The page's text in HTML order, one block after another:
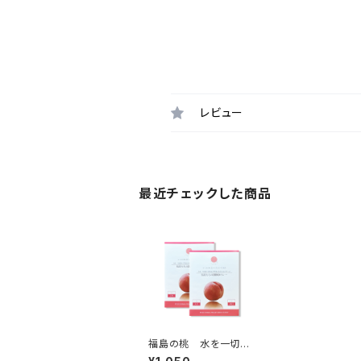
レビュー
最近チェックした商品
福島の桃 水を一切使
わず果実と野菜の水分